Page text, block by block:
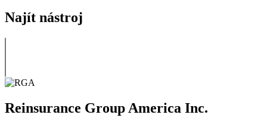
Najít nástroj
Reinsurance Group America Inc.